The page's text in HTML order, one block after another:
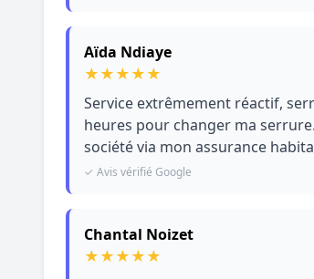
Aïda Ndiaye
★★★★★
Service extrêmement réactif,
heures pour changer ma
société via mon assurance
✓ Avis vérifié Google
Chantal Noizet
★★★★★